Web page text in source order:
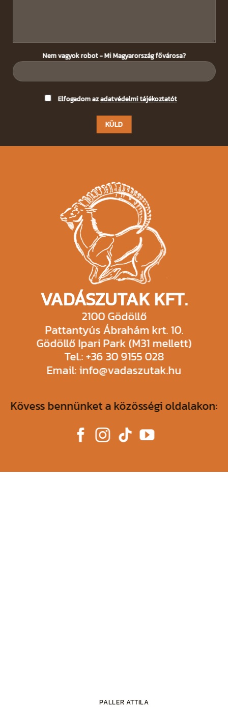
Nem vagyok robot - Mi Magyarország fővárosa?
Elfogadom azadatvédelmi tájékoztatót
VADÁSZUTAK KFT.
2100 Gödöllő
Pattantyús Ábrahám krt. 10.
Gödöllő Ipari Park (M31 mellett)
Tel.: +36 30 9155 028
Email: info@vadaszutak.hu
Kövess bennünket a közösségi oldalakon:
PALLER ATTILA